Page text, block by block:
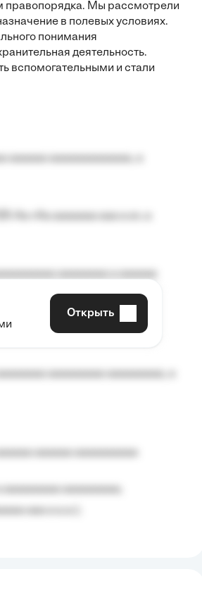
правопорядка. Мы рассмотрели
в полевых условиях.
понимания
деятельность.
вспомогательными и стали
aaaaaa aaaaaa a aaaaaa.
Открыть